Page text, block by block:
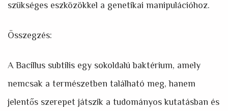
szükséges eszközökkel a genetikai manipulációhoz.
Összegzés:
A Bacillus subtilis egy sokoldalú baktérium, amely
nemcsak a természetben található meg, hanem
jelentős szerepet játszik a tudományos kutatásban és